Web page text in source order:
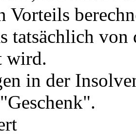
Vorteils
tatsächlich
wird.
in der